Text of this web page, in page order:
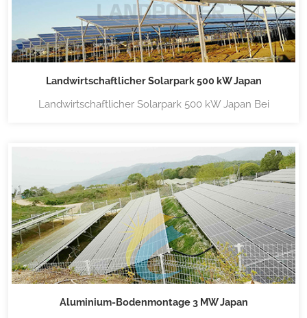
Landwirtschaftlicher Solarpark 500 kW Japan
Landwirtschaftlicher Solarpark 500 kW Japan Bei
entwickelt. Es ist mit einem
Erdungsschraubenfundament vormontiert, das eine
schnelle Installation durch Verwendung eines
Erdungsschraubenziehers gewä...
Aluminium-Bodenmontage 3 MW Japan